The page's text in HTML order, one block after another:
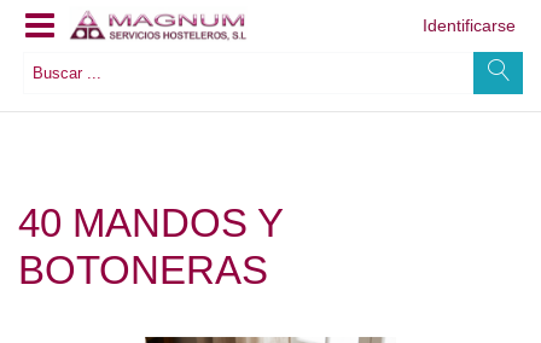
Identificarse
40 MANDOS Y
BOTONERAS